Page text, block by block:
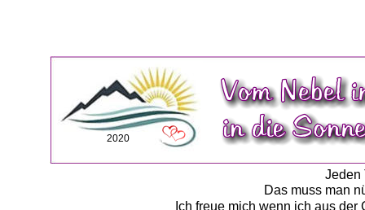
Jeden
Das muss man
Ich freue mich wenn ich aus
2020